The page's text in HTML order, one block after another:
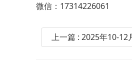
微信：17314226061
上一篇 : 2025年10-12